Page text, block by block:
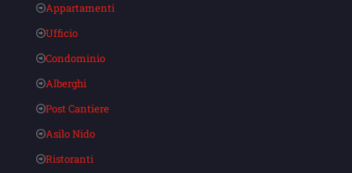
Appartamenti
Ufficio
Condominio
Alberghi
Post Cantiere
Asilo Nido
Ristoranti